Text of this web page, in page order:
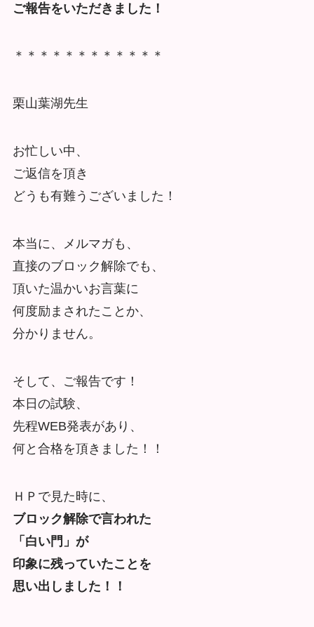
ご報告をいただきました！
＊＊＊＊＊＊＊＊＊＊＊＊
栗山葉湖先生
お忙しい中、
ご返信を頂き
どうも有難うございました！
本当に、メルマガも、
直接のブロック解除でも、
頂いた温かいお言葉に
何度励まされたことか、
分かりません。
そして、ご報告です！
本日の試験、
先程WEB発表があり、
何と合格を頂きました！！
ＨＰで見た時に、
ブロック解除で言われた
「白い門」が
印象に残っていたことを
思い出しました！！